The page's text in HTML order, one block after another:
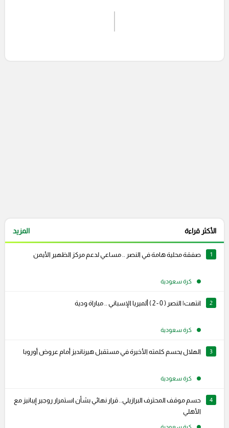
الأكثر قراءة المزيد
1 صفقة محلية هامة في النصر .. مساعي لدعم مركز الظهير الأيمن
كرة سعودية
2 انتهت| النصر ( 0 - 2 ) ألميريا الإسباني .. مباراة ودية
كرة سعودية
3 الهلال يحسم كلمته الأخيرة في مستقبل هيرنانديز أمام عروض أوروبا
كرة سعودية
4
حسم موقف المحترف البرازيلي.. قرار نهائي بشأن استمرار روجير إيبانيز مع
الأهلي